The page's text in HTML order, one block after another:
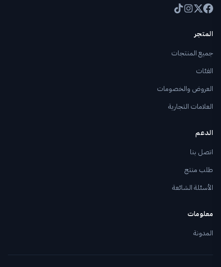
المتجر
جميع المنتجات
الفئات
العروض والخصومات
العلامات التجارية
الدعم
اتصل بنا
طلب منتج
الأسئلة الشائعة
معلومات
المدونة